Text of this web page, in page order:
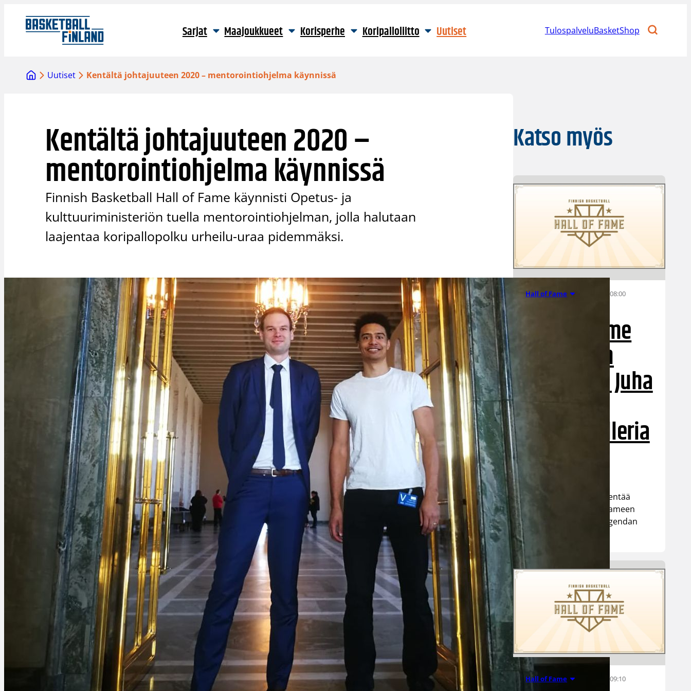
sisältöön
Sarjat Maajoukkueet Korisperhe Koripalloliitto Uutiset TulospalveluBasketShop
Uutiset Kentältä johtajuuteen 2020 – mentorointiohjelma käynnissä
Kentältä johtajuuteen 2020 –
mentorointiohjelma käynnissä
Finnish Basketball Hall of Fame käynnisti Opetus- ja
kulttuuriministeriön tuella mentorointiohjelman, jolla halutaan
laajentaa koripallopolku urheilu-uraa pidemmäksi.
Katso myös
Hall of Fame 17.05.2026 08:00
Hall of Fame
saa uuden
jäsenen – Juha
Luhtanen
kunniagalleria
an
Luhtasen valinta täydentää
vuonna 2026 Hall of Fameen
nostettavien viiden legendan
Hall of Fame 15.05.2026 09:10